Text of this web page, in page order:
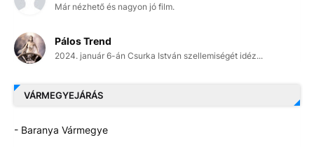
Már nézhető és nagyon jó film.
Pálos Trend
2024. január 6-án Csurka István szellemiségét idéz...
VÁRMEGYEJÁRÁS
- Baranya Vármegye